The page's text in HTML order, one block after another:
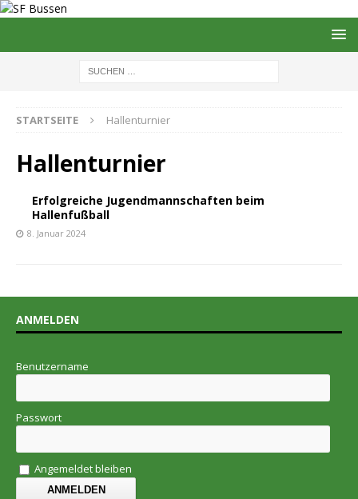
STARTSEITE Hallenturnier
Hallenturnier
Erfolgreiche Jugendmannschaften beim
Hallenfußball
8. Januar 2024
ANMELDEN
Benutzername
Passwort
Angemeldet bleiben